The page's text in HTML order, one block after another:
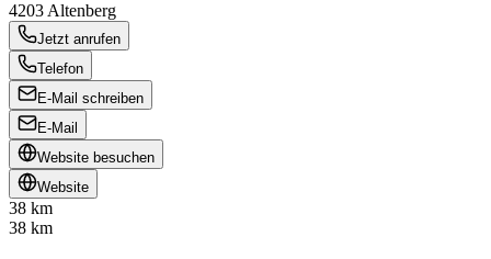
4203Altenberg
Jetzt anrufen
Telefon
E-Mail schreiben
E-Mail
Website besuchen
Website
38 km
38 km